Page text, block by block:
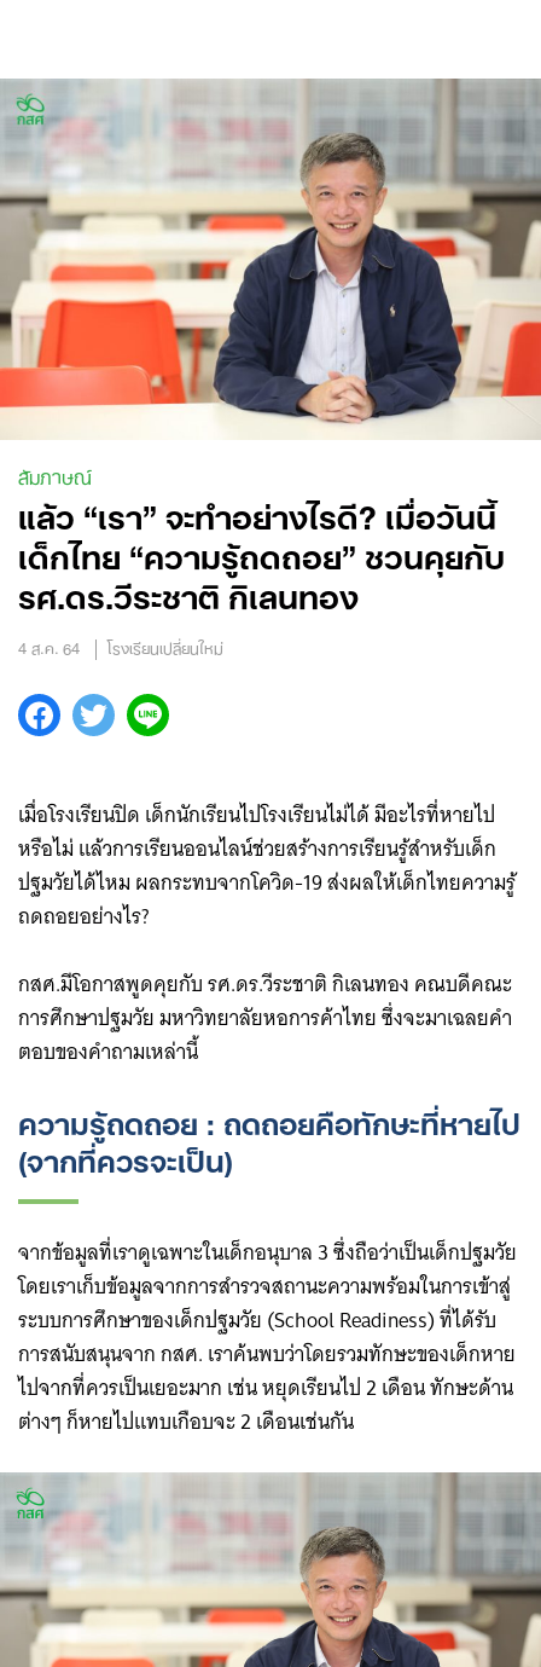
content
สัมภาษณ์
แล้ว “เรา” จะทำอย่างไรดี? เมื่อวันนี้
เด็กไทย “ความรู้ถดถอย” ชวนคุยกับ
รศ.ดร.วีระชาติ กิเลนทอง
4 ส.ค. 64 โรงเรียนเปลี่ยนใหม่
เมื่อโรงเรียนปิด เด็กนักเรียนไปโรงเรียนไม่ได้ มีอะไรที่หายไป
หรือไม่ แล้วการเรียนออนไลน์ช่วยสร้างการเรียนรู้สำหรับเด็ก
ปฐมวัยได้ไหม ผลกระทบจากโควิด-19 ส่งผลให้เด็กไทยความรู้
ถดถอยอย่างไร?
กสศ.มีโอกาสพูดคุยกับ รศ.ดร.วีระชาติ กิเลนทอง คณบดีคณะ
การศึกษาปฐมวัย มหาวิทยาลัยหอการค้าไทย ซึ่งจะมาเฉลยคำ
ตอบของคำถามเหล่านี้
ความรู้ถดถอย : ถดถอยคือทักษะที่หายไป
(จากที่ควรจะเป็น)
จากข้อมูลที่เราดูเฉพาะในเด็กอนุบาล 3 ซึ่งถือว่าเป็นเด็กปฐมวัย
โดยเราเก็บข้อมูลจากการสำรวจสถานะความพร้อมในการเข้าสู่
ระบบการศึกษาของเด็กปฐมวัย (School Readiness) ที่ได้รับ
การสนับสนุนจาก กสศ. เราค้นพบว่าโดยรวมทักษะของเด็กหาย
ไปจากที่ควรเป็นเยอะมาก เช่น หยุดเรียนไป 2 เดือน ทักษะด้าน
ต่างๆ ก็หายไปแทบเกือบจะ 2 เดือนเช่นกัน